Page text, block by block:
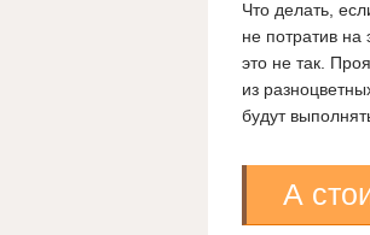
Что делать,
не потратив на
это не так.
из
будут
А